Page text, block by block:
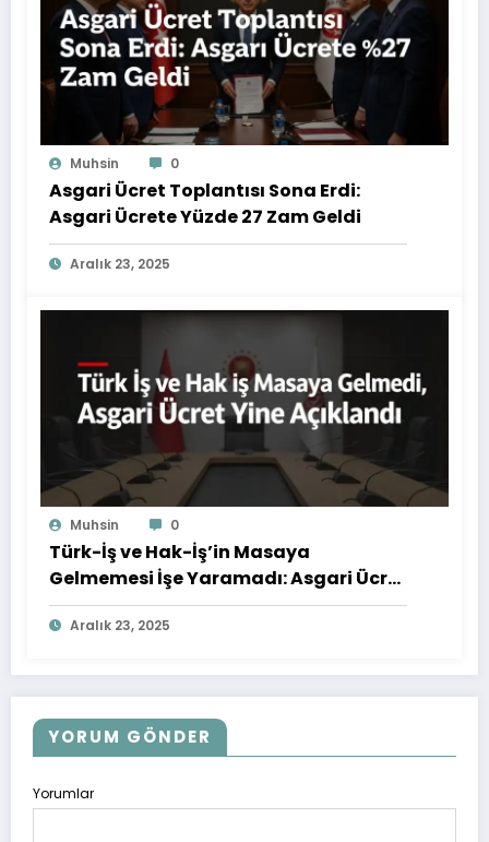
Muhsin 0
Asgari Ücret Toplantısı Sona Erdi:
Asgari Ücrete Yüzde 27 Zam Geldi
Aralık 23, 2025
Muhsin 0
Türk-İş ve Hak-İş’in Masaya
Gelmemesi İşe Yaramadı: Asgari Ücret
Yine Açıklandı
Aralık 23, 2025
YORUM GÖNDER
Yorumlar